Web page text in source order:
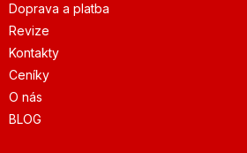
Doprava a platba
Revize
Kontakty
Ceníky
O nás
BLOG